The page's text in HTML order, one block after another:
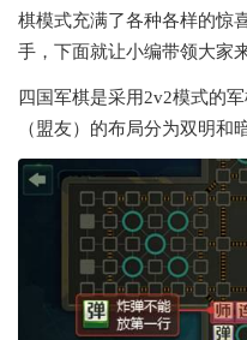
棋模式充满了各种各样的惊
手，下面就让小编带领大家
四国军棋是采用2v2模式的
（盟友）的布局分为双明和